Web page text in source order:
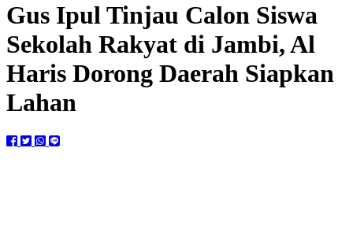
Gus Ipul Tinjau Calon Siswa
Sekolah Rakyat di Jambi, Al
Haris Dorong Daerah Siapkan
Lahan